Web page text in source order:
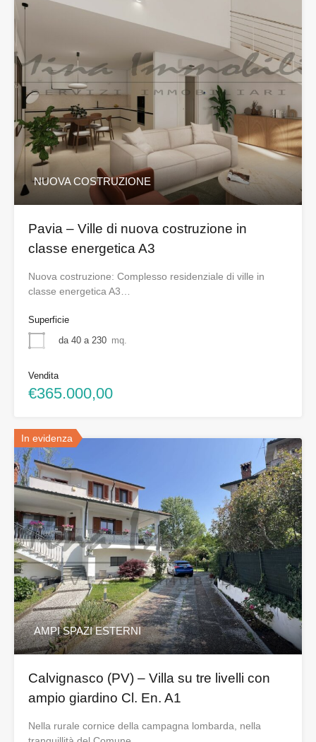
NUOVA COSTRUZIONE
Pavia – Ville di nuova costruzione in
classe energetica A3
Nuova costruzione: Complesso residenziale di ville in
classe energetica A3…
Superficie
da 40 a 230 mq.
Vendita
€365.000,00
In evidenza
AMPI SPAZI ESTERNI
Calvignasco (PV) – Villa su tre livelli con
ampio giardino Cl. En. A1
Nella rurale cornice della campagna lombarda, nella